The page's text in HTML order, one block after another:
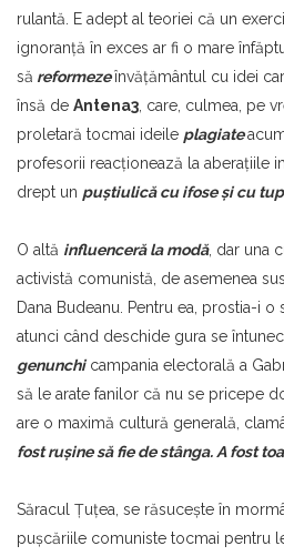
rulantă. E adept al teoriei că un
ignoranţă în exces ar fi o mare
să reformezeînvăţământul cu idei
însă de Antena3 , care, culmea, pe
proletară tocmai ideile plagiate
profesorii reacţionează la aberaţiile
drept un puştiulică cu ifose şi cu
O altă influenceră la modă, dar una
activistă comunistă, de asemenea
Dana Budeanu. Pentru ea, prostia-i o
atunci când deschide gura se
genunchicampania electorală a
să le arate fanilor că nu se pricepe
are o maximă cultură generală,
fost ruşine să fie de stânga. A fost
Săracul Ţuţea, se răsucește în
puşcăriile comuniste tocmai pentru